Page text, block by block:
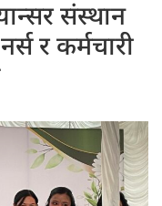
संस्थान
र कर्मचारी